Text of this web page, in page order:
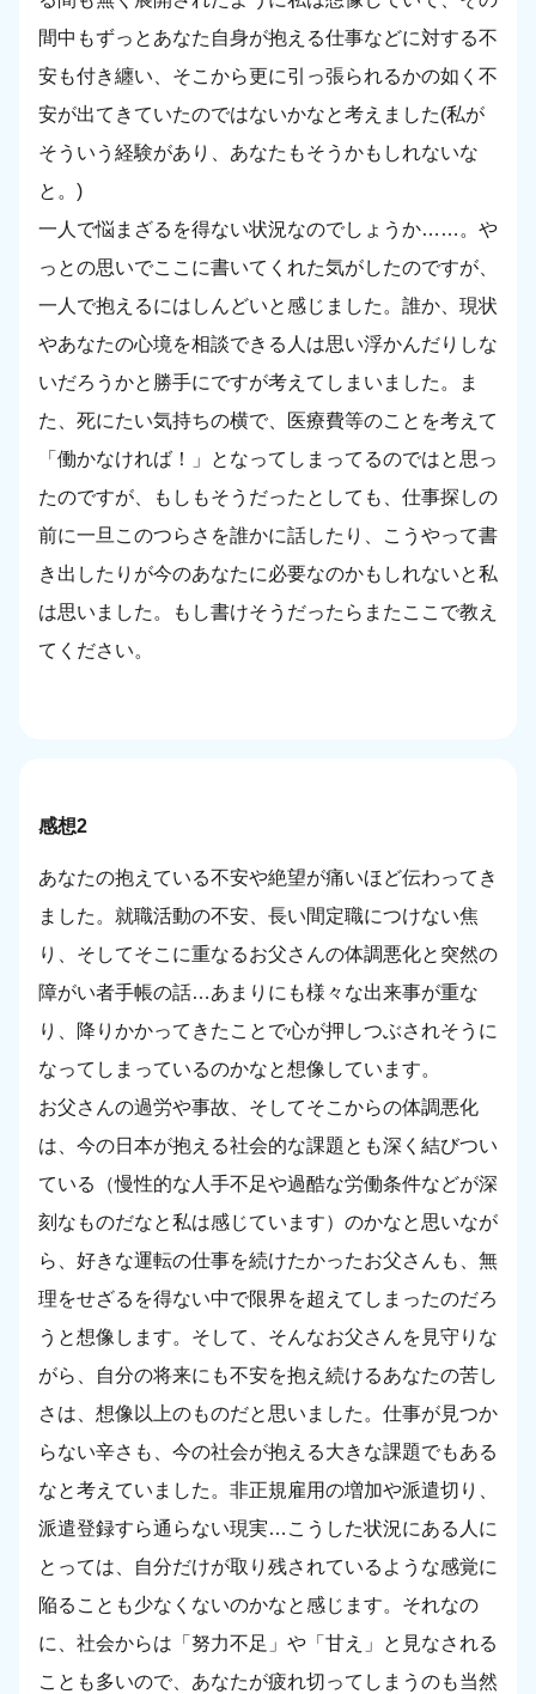
間中もずっとあなた自身が抱える仕事などに対する不
安も付き纏い、そこから更に引っ張られるかの如く不
安が出てきていたのではないかなと考えました(私が
そういう経験があり、あなたもそうかもしれないな
と。)
一人で悩まざるを得ない状況なのでしょうか……。や
っとの思いでここに書いてくれた気がしたのですが、
一人で抱えるにはしんどいと感じました。誰か、現状
やあなたの心境を相談できる人は思い浮かんだりしな
いだろうかと勝手にですが考えてしまいました。ま
た、死にたい気持ちの横で、医療費等のことを考えて
「働かなければ！」となってしまってるのではと思っ
たのですが、もしもそうだったとしても、仕事探しの
前に一旦このつらさを誰かに話したり、こうやって書
き出したりが今のあなたに必要なのかもしれないと私
は思いました。もし書けそうだったらまたここで教え
てください。
感想2
あなたの抱えている不安や絶望が痛いほど伝わってき
ました。就職活動の不安、長い間定職につけない焦
り、そしてそこに重なるお父さんの体調悪化と突然の
障がい者手帳の話…あまりにも様々な出来事が重な
り、降りかかってきたことで心が押しつぶされそうに
なってしまっているのかなと想像しています。
お父さんの過労や事故、そしてそこからの体調悪化
は、今の日本が抱える社会的な課題とも深く結びつい
ている（慢性的な人手不足や過酷な労働条件などが深
刻なものだなと私は感じています）のかなと思いなが
ら、好きな運転の仕事を続けたかったお父さんも、無
理をせざるを得ない中で限界を超えてしまったのだろ
うと想像します。そして、そんなお父さんを見守りな
がら、自分の将来にも不安を抱え続けるあなたの苦し
さは、想像以上のものだと思いました。仕事が見つか
らない辛さも、今の社会が抱える大きな課題でもある
なと考えていました。非正規雇用の増加や派遣切り、
派遣登録すら通らない現実…こうした状況にある人に
とっては、自分だけが取り残されているような感覚に
陥ることも少なくないのかなと感じます。それなの
に、社会からは「努力不足」や「甘え」と見なされる
ことも多いので、あなたが疲れ切ってしまうのも当然